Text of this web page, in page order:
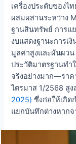
เครื่องประดับของไ
ผสมผสานระหว่าง
ฐานสินทรัพย์ การแ
งบแสดงฐานะการเ
มูลค่าสูงและผันผวน
ประวัติมาตรฐานท
จริงอย่างมาก—ราค
ไตรมาส 1/2568 สู
2025) ซึ่งก่อให้เกิด
แยกบันทึกต่างหากจ